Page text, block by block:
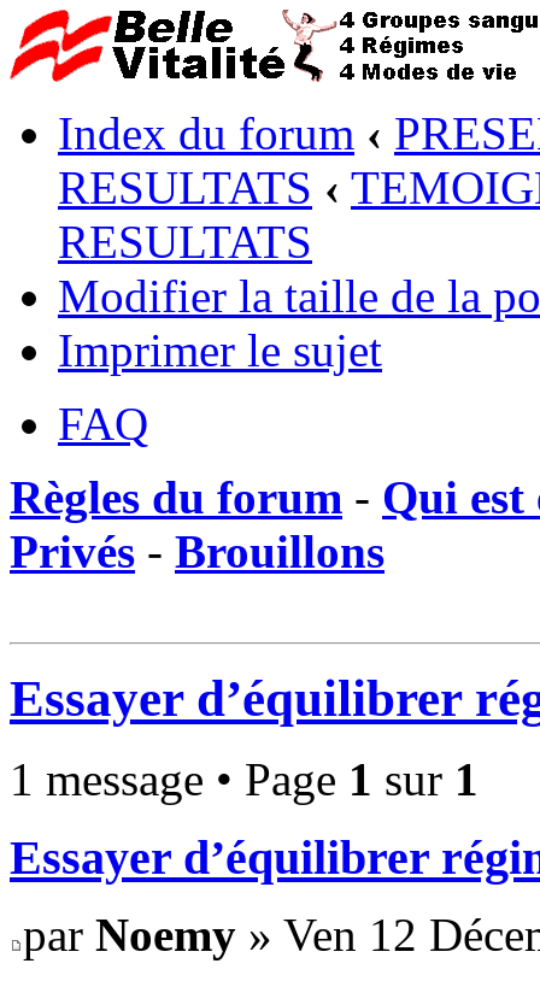
Index du forum ‹
RESULTATS ‹
RESULTATS
Modifier la taille de la
Imprimer le sujet
FAQ
Règles du forum - Qui est
Privés - Brouillons
Essayer d’équilibrer
1 message • Page 1 sur 1
Essayer d’équilibrer
par Noemy » Ven 12